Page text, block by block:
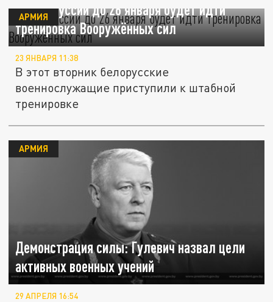
В Белоруссии до 26 января будет идти
тренировка Вооружённых сил
АРМИЯ
23 ЯНВАРЯ 11:38
В этот вторник белорусские
военнослужащие приступили к штабной
тренировке
Демонстрация силы: Гулевич назвал цели
активных военных учений
АРМИЯ
29 АПРЕЛЯ 16:54